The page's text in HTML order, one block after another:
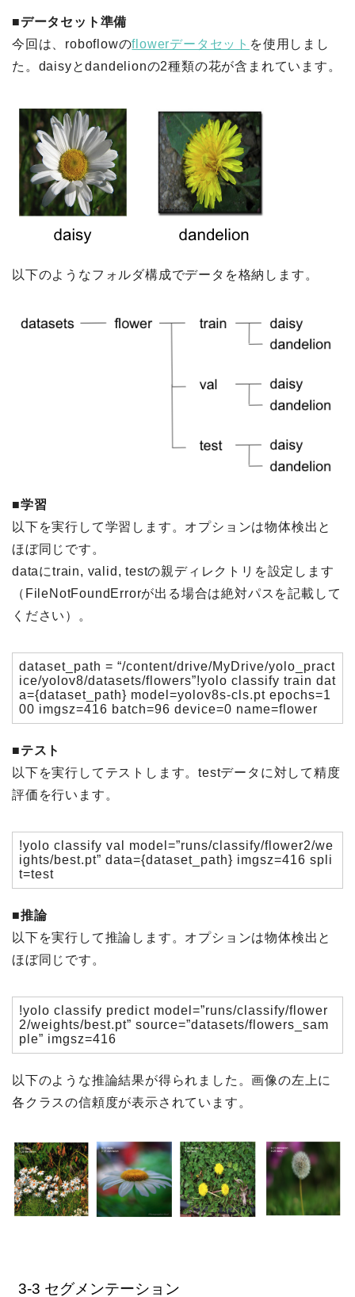
■データセット準備
今回は、roboflowのflowerデータセット を使用しまし
た。daisyとdandelionの2種類の花が含まれています。
以下のようなフォルダ構成でデータを格納します。
■学習
以下を実行して学習します。オプションは物体検出と
ほぼ同じです。
dataにtrain, valid, testの親ディレクトリを設定します
（FileNotFoundErrorが出る場合は絶対パスを記載して
ください）。
dataset_path = “/content/drive/MyDrive/yolo_pract
ice/yolov8/datasets/flowers”!yolo classify train dat
a={dataset_path} model=yolov8s-cls.pt epochs=1
00 imgsz=416 batch=96 device=0 name=flower
■テスト
以下を実行してテストします。testデータに対して精度
評価を行います。
!yolo classify val model=”runs/classify/flower2/we
ights/best.pt” data={dataset_path} imgsz=416 spli
t=test
■推論
以下を実行して推論します。オプションは物体検出と
ほぼ同じです。
!yolo classify predict model=”runs/classify/flower
2/weights/best.pt” source=”datasets/flowers_sam
ple” imgsz=416
以下のような推論結果が得られました。画像の左上に
各クラスの信頼度が表示されています。
3-3 セグメンテーション